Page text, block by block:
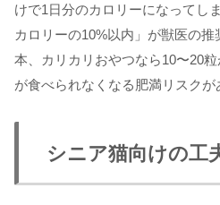
けで1日分のカロリーになってし
カロリーの10%以内」が獣医の
本、カリカリおやつなら10〜20
が食べられなくなる肥満リスクが
シニア猫向けの工